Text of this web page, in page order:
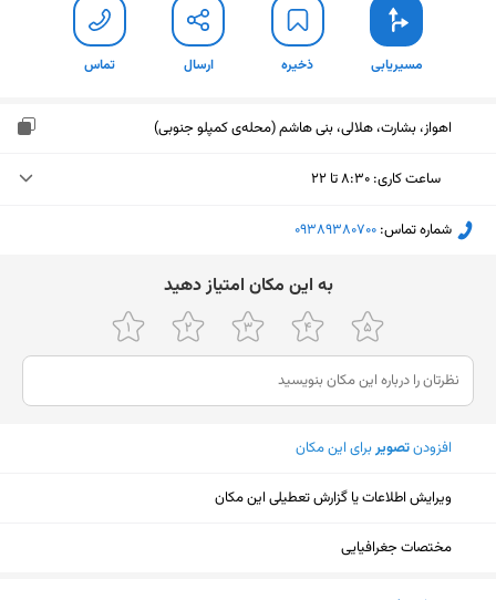
مسیریابی ذخیره ارسال تماس
اهواز، بشارت، هلالی، بنی هاشم (محله‌ی کمپلو جنوبی)
ساعت کاری: ۸:۳۰ تا ۲۲
یکشنبه (امروز)
چهارشنبه
۸:۳۰ تا ۲۲
پنجشنبه
۸:۳۰ تا ۲۲
جمعه
شنبه
شماره تماس: ‎09389380700
ﺑﻪ اﯾﻦ ﻣﮑﺎن اﻣﺘﯿﺎز دﻫﯿﺪ
افزودنتصویربرای این مکان
ویرایش اطلاعات یا گزارش تعطیلی این مکان
مختصات جغرافیایی